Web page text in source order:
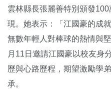
雲林縣長張麗善特別頒發
現。她表示：「江國豪的成
無數年輕人對棒球的熱情與
月11日邀請江國豪以校友身
歷與心路歷程，期望激勵學
承。